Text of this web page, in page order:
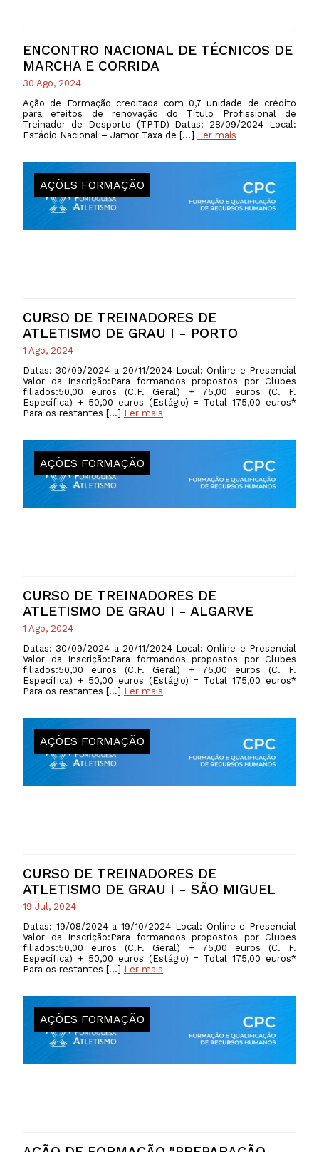
ENCONTRO NACIONAL DE TÉCNICOS DE
MARCHA E CORRIDA
30 Ago, 2024
Ação de Formação creditada com 0,7 unidade de crédito
para efeitos de renovação do Título Profissional de
Treinador de Desporto (TPTD) Datas: 28/09/2024 Local:
Estádio Nacional – Jamor Taxa de […] Ler mais
CURSO DE TREINADORES DE
ATLETISMO DE GRAU I - PORTO
AÇÕES FORMAÇÃO
1 Ago, 2024
Datas: 30/09/2024 a 20/11/2024 Local: Online e Presencial
Valor da Inscrição:Para formandos propostos por Clubes
filiados:50,00 euros (C.F. Geral) + 75,00 euros (C. F.
Específica) + 50,00 euros (Estágio) = Total 175,00 euros*
Para os restantes […] Ler mais
CURSO DE TREINADORES DE
ATLETISMO DE GRAU I - ALGARVE
AÇÕES FORMAÇÃO
1 Ago, 2024
Datas: 30/09/2024 a 20/11/2024 Local: Online e Presencial
Valor da Inscrição:Para formandos propostos por Clubes
filiados:50,00 euros (C.F. Geral) + 75,00 euros (C. F.
Específica) + 50,00 euros (Estágio) = Total 175,00 euros*
Para os restantes […] Ler mais
CURSO DE TREINADORES DE
ATLETISMO DE GRAU I - SÃO MIGUEL
AÇÕES FORMAÇÃO
19 Jul, 2024
Datas: 19/08/2024 a 19/10/2024 Local: Online e Presencial
Valor da Inscrição:Para formandos propostos por Clubes
filiados:50,00 euros (C.F. Geral) + 75,00 euros (C. F.
Específica) + 50,00 euros (Estágio) = Total 175,00 euros*
Para os restantes […] Ler mais
AÇÕES FORMAÇÃO